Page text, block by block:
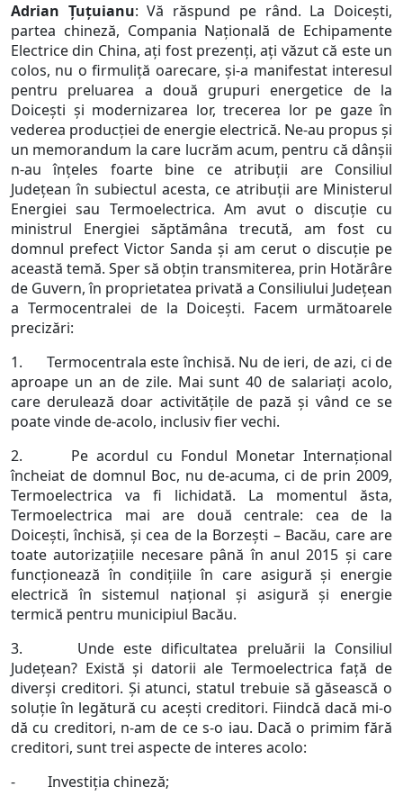
Adrian Țuțuianu: Vă răspund pe rând. La Doicești,
partea chineză, Compania Națională de Echipamente
Electrice din China, ați fost prezenți, ați văzut că este un
colos, nu o firmuliță oarecare, și-a manifestat interesul
pentru preluarea a două grupuri energetice de la
Doicești și modernizarea lor, trecerea lor pe gaze în
vederea producției de energie electrică. Ne-au propus și
un memorandum la care lucrăm acum, pentru că dânșii
n-au înțeles foarte bine ce atribuții are Consiliul
Județean în subiectul acesta, ce atribuții are Ministerul
Energiei sau Termoelectrica. Am avut o discuție cu
ministrul Energiei săptămâna trecută, am fost cu
domnul prefect Victor Sanda și am cerut o discuție pe
această temă. Sper să obțin transmiterea, prin Hotărâre
de Guvern, în proprietatea privată a Consiliului Județean
a Termocentralei de la Doicești. Facem următoarele
precizări:
1. Termocentrala este închisă. Nu de ieri, de azi, ci de
aproape un an de zile. Mai sunt 40 de salariați acolo,
care derulează doar activitățile de pază și vând ce se
poate vinde de-acolo, inclusiv fier vechi.
2. Pe acordul cu Fondul Monetar Internațional
încheiat de domnul Boc, nu de-acuma, ci de prin 2009,
Termoelectrica va fi lichidată. La momentul ăsta,
Termoelectrica mai are două centrale: cea de la
Doicești, închisă, și cea de la Borzești – Bacău, care are
toate autorizațiile necesare până în anul 2015 și care
funcționează în condițiile în care asigură și energie
electrică în sistemul național și asigură și energie
termică pentru municipiul Bacău.
3. Unde este dificultatea preluării la Consiliul
Județean? Există și datorii ale Termoelectrica față de
diverși creditori. Și atunci, statul trebuie să găsească o
soluție în legătură cu acești creditori. Fiindcă dacă mi-o
dă cu creditori, n-am de ce s-o iau. Dacă o primim fără
creditori, sunt trei aspecte de interes acolo:
- Investiția chineză;